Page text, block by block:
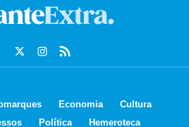
Economia
Cultura
Política Hemeroteca